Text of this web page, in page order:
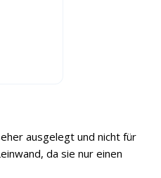
ausgelegt und nicht für
da sie nur einen